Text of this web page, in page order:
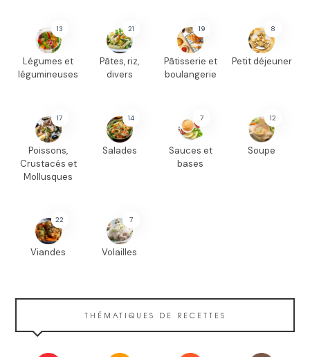
13
Légumes et
légumineuses
21
Pâtes, riz,
divers
19
Pâtisserie et
boulangerie
8
Petit déjeuner
17
Poissons,
Crustacés et
Mollusques
14
Salades
7
Sauces et
bases
12
Soupe
22
Viandes
7
Volailles
THÉMATIQUES DE RECETTES